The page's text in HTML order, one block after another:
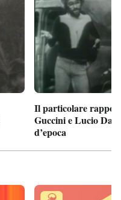
Il particolare
Guccini e Lucio
d’epoca